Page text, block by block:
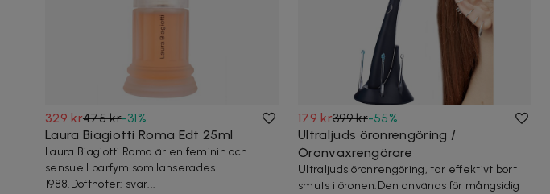
329 kr475 kr-31%
Laura Biagiotti Roma Edt 25ml
Laura Biagiotti Roma är en feminin och
sensuell parfym som lanserades
1988.Doftnoter: svar...
179 kr399 kr-55%
Ultraljuds öronrengöring /
Öronvaxrengörare
Ultraljuds öronrengöring, tar effektivt bort
smuts i öronen.Den används för mångsidig